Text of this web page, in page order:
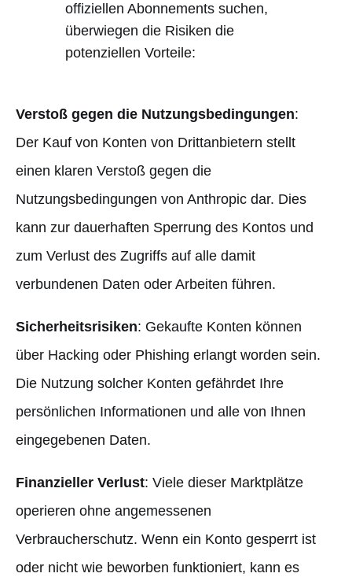
offiziellen Abonnements suchen,
überwiegen die Risiken die
potenziellen Vorteile:
Verstoß gegen die Nutzungsbedingungen:
Der Kauf von Konten von Drittanbietern stellt
einen klaren Verstoß gegen die
Nutzungsbedingungen von Anthropic dar. Dies
kann zur dauerhaften Sperrung des Kontos und
zum Verlust des Zugriffs auf alle damit
verbundenen Daten oder Arbeiten führen.
Sicherheitsrisiken: Gekaufte Konten können
über Hacking oder Phishing erlangt worden sein.
Die Nutzung solcher Konten gefährdet Ihre
persönlichen Informationen und alle von Ihnen
eingegebenen Daten.
Finanzieller Verlust: Viele dieser Marktplätze
operieren ohne angemessenen
Verbraucherschutz. Wenn ein Konto gesperrt ist
oder nicht wie beworben funktioniert, kann es